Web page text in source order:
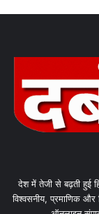
देश में तेजी से बढ़ती हुई
विश्वसनीय, प्रमाणिक और